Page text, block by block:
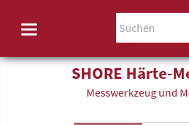
SHORE Härte-
Messwerkzeug und